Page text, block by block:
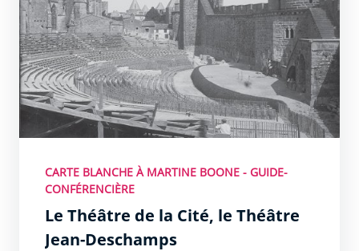
CARTE BLANCHE À MARTINE BOONE - GUIDE-
CONFÉRENCIÈRE
Le Théâtre de la Cité, le Théâtre
Jean-Deschamps